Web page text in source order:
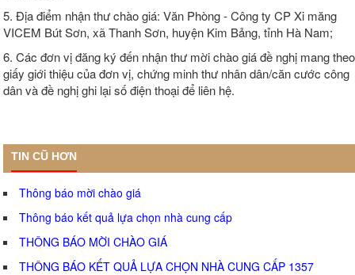
5. Địa điểm nhận thư chào giá: Văn Phòng - Công ty CP Xi măng
VICEM Bút Sơn, xã Thanh Sơn, huyện Kim Bảng, tỉnh Hà Nam;
6. Các đơn vị đăng ký đến nhận thư mời chào giá đề nghị mang theo
giấy giới thiệu của đơn vị, chứng minh thư nhân dân/căn cước công
dân và đề nghị ghi lại số điện thoại để liên hệ.
TIN CŨ HƠN
Thông báo mời chào giá
Thông báo kết quả lựa chọn nhà cung cấp
THÔNG BÁO MỜI CHÀO GIÁ
THÔNG BÁO KẾT QUẢ LỰA CHỌN NHÀ CUNG CẤP 1357